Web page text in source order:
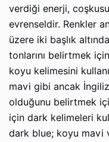
verdiği enerji,
evrenseldir. Renkler
üzere iki başlık
tonlarını belirtmek
koyu kelimesini
mavi gibi ancak
olduğunu belirtmek
için dark kelimeleri
dark blue; koyu mavi